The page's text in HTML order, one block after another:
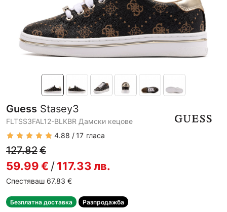
Guess Stasey3
FLTSS3FAL12-BLKBR Дамски кецове
4.88
17 гласа
127.82€
59.99€ /117.33лв.
Спестяваш 67.83 €
Безплатна доставка Разпродажба